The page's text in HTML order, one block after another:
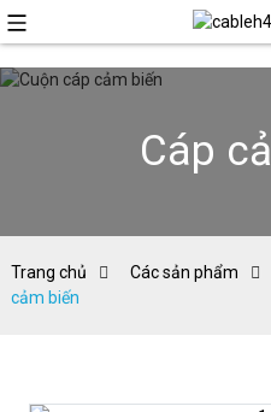
Cáp
Trang chủ Các sản phẩm
cảm biến